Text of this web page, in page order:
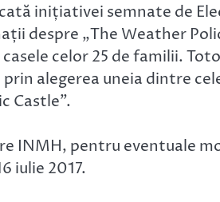
inițiativei semnate de
despre „The Weather
celor 25 de familii.
alegerea uneia dintre
Castle”.
INMH, pentru eventuale
iulie 2017.